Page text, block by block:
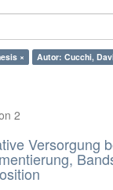
× Autor: Cucchi,
2
Versorgung